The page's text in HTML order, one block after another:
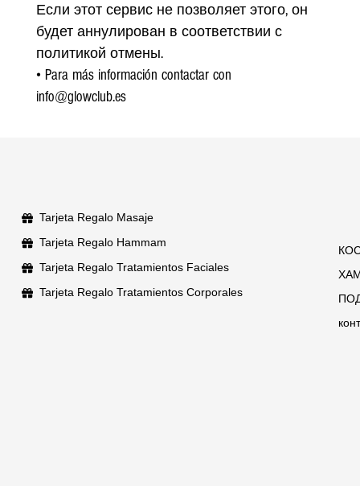
Если этот сервис не позволяет этого, он
будет аннулирован в соответствии с
политикой отмены.
• Para más información contactar con
info@glowclub.es
Tarjeta Regalo Masaje
Tarjeta Regalo Hammam
Tarjeta Regalo Tratamientos Faciales
Tarjeta Regalo Tratamientos Corporales